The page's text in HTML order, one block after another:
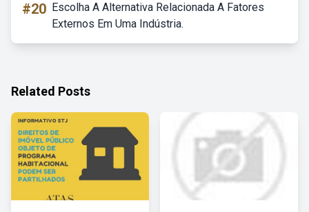
#20 Escolha A Alternativa Relacionada A Fatores
Externos Em Uma Indústria.
Related Posts